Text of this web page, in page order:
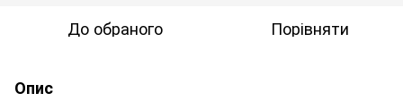
До обраного Порівняти
Опис